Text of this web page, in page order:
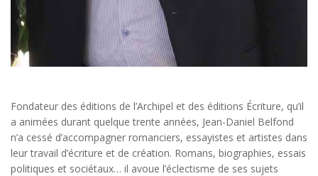
Fondateur des éditions de l’Archipel et des éditions Écriture, qu’il
a animées durant quelque trente années, Jean-Daniel Belfond
n’a cessé d’accompagner romanciers, essayistes et artistes dans
leur travail d’écriture et de création. Romans, biographies, essais
politiques et sociétaux… il avoue l’éclectisme de ses sujets